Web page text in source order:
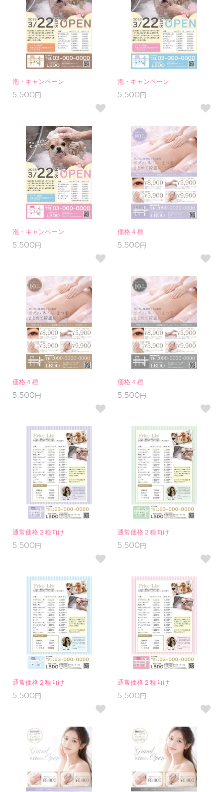
泡・キャンペーン
5,500円
泡・キャンペーン
5,500円
泡・キャンペーン
5,500円
価格４種
5,500円
価格４種
5,500円
価格４種
5,500円
通常価格２種向け
5,500円
通常価格２種向け
5,500円
通常価格２種向け
5,500円
通常価格２種向け
5,500円